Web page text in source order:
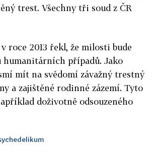
trest. Všechny tři soud z ČR
roce 2013 řekl, že milosti bude
humanitárních případů. Jako
mít na svědomí závažný trestný
a zajištěné rodinné zázemí. Tyto
doživotně odsouzeného